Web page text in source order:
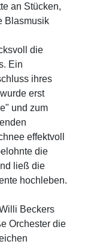
an Stücken,
Blasmusik
die
Ein
ihres
erst
und zum
effektvoll
die
ließ die
hochleben.
Beckers
Orchester die